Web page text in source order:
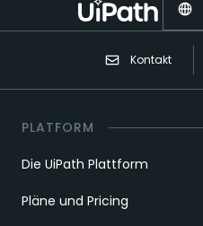
Kontakt
PLATFORM
Die UiPath Plattform
Pläne und Pricing